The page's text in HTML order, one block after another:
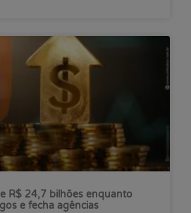
R$ 24,7 bilhões enquanto
e fecha agências